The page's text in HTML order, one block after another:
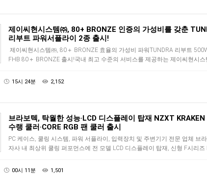
이제는
황반변
선수연습시뮬레
VR스포츠-로잉머신 시
제이씨현시스템㈜, 80+ BRONZE 인증의 가성비를 갖춘
리부트 파워서플라이 2종 출시!
제이씨현시스템㈜, 80＋ BRONZE 효율의 가성비 파워TUNDRA 리부트
FHB 80＋ BRONZE 출시!국내 최고 수준의 서비스를 제공하는 제이씨현시스
15시 24분 2,152
브라보텍, 탁월한 성능·LCD 디스플레이 탑재 NZXT
수랭 쿨러·CORE RGB 팬 쿨러 출시
PC 케이스, 쿨링 시스템, 파워 서플라이, 입력장치 및 주변기기 전문 업체 브라
자사 내 최상위 쿨링 퍼포먼스에 전 모델 LCD 디스플레이 탑재, 신형 F시리즈
00시 11분 1,501